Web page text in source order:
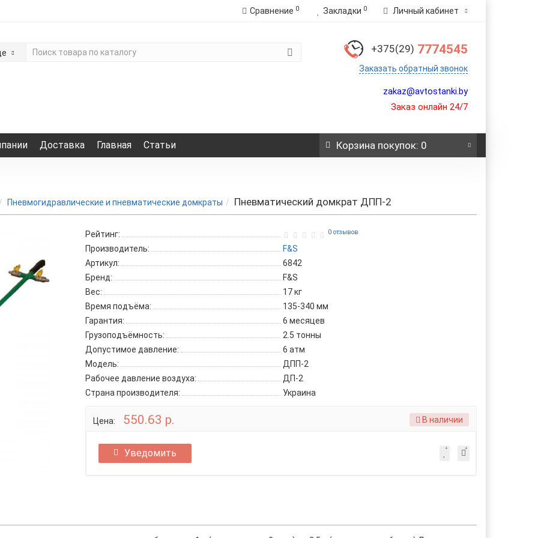
Сравнение 0 Закладки 0 Личный кабинет
+375(29) 7774545
Заказать обратный звонок
zakaz@avtostanki.by
Заказ онлайн 24/7
Доставка Главная Статьи Корзинапокупок: 0
Пневмогидравлические и пневматические домкраты Пневматический домкрат ДПП-2
Рейтинг: 0 отзывов
Производитель:
F&S
Артикул:
6842
Бренд:
F&S
Вес:
17 кг
Время подъёма:
135-340 мм
Гарантия:
6 месяцев
Грузоподъёмность:
2.5 тонны
Допустимое давление:
6 атм
Модель:
ДПП-2
Рабочее давление воздуха:
ДП-2
Страна производителя:
Украина
Цена: 550.63 р. В наличии
Уведомить